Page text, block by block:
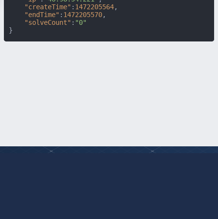
"createTime" : 1472205564,
"endTime" : 1472205570,
"solveCount" : "0"
}